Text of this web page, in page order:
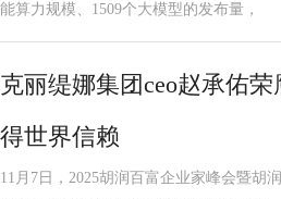
能算力规模、1509个大模型的发布量，
克丽缇娜集团ceo赵承佑
得世界信赖
11月7日，2025胡润百富企业家峰会暨胡